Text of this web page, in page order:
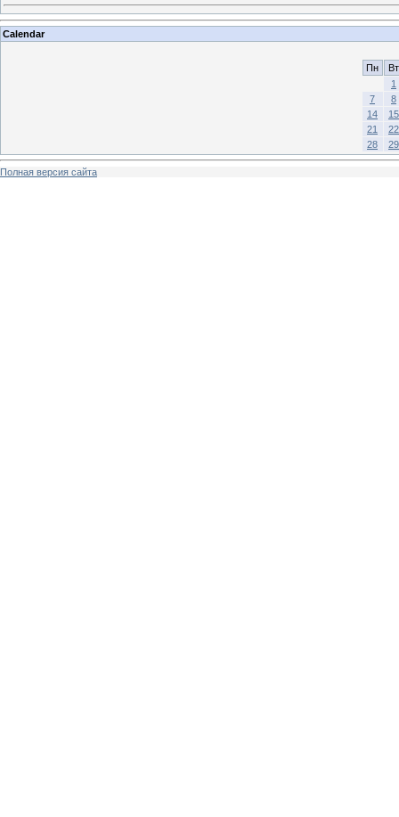
Calendar
Пн
Вт
1
7
8
14
15
21
22
28
29
Полная версия сайта